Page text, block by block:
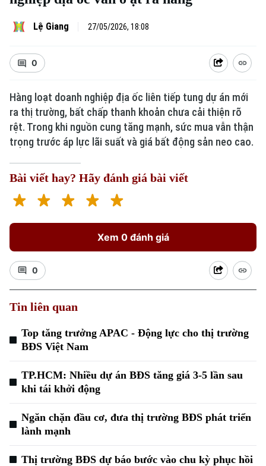
Xu hướng
Lệ Giang 27/05/2026, 18:08
0
Hàng loạt doanh nghiệp địa ốc liên tiếp tung dự án mới
ra thị trường, bất chấp thanh khoản chưa cải thiện rõ
rệt. Trong khi nguồn cung tăng mạnh, sức mua vẫn thận
trọng trước áp lực lãi suất và giá bất động sản neo cao.
Bài viết hay? Hãy đánh giá bài viết
Xem 0 đánh giá
0
Tin liên quan
Top tăng trưởng APAC - Động lực cho thị trường
BĐS Việt Nam
TP.HCM: Nhiều dự án BĐS tăng giá 3-5 lần sau
khi tái khởi động
Ngăn chặn đầu cơ, đưa thị trường BĐS phát triển
lành mạnh
Thị trường BĐS dự báo bước vào chu kỳ phục hồi